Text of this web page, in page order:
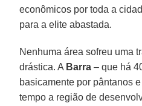
econômicos por toda a
para a elite abastada.
Nenhuma área sofreu uma
drástica. A Barra – que há
basicamente por pântanos
tempo a região de